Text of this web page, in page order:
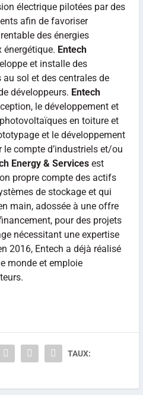
électrique pilotées par des
afin de favoriser
des énergies
énergétique. Entech
et installe des
sol et des centrales de
développeurs. Entech
le développement et
en toiture et
et le développement
compte d’industriels et/ou
Energy & Services est
propre compte des actifs
de stockage et qui
main, adossée à une offre
pour des projets
nécessitant une expertise
2016, Entech a déjà réalisé
monde et emploie
TAUX: